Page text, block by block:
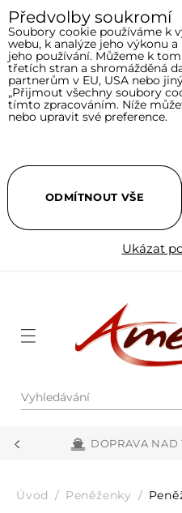
Vyhledávání
DOPRAVA NAD
Menu
Úvod Peněženky
Předvolby soukromí
Soubory cookie používáme k
webu, k analýze jeho výkonu
jeho používání. Můžeme k
třetích stran a shromážděná
partnerům v EU, USA nebo
„Přijmout všechny soubory
tímto zpracováním. Níže
nebo upravit své preference.
Ukázat
ODMÍTNOUT VŠE